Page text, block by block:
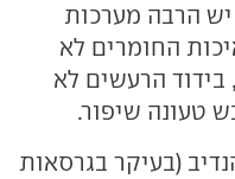
הרבה מערכות
החומרים לא
הרעשים לא
טעונה שיפור.
(בעיקר בגרסאות